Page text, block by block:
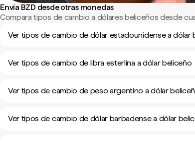
Envía BZD desde otras monedas
Compara tipos de cambio a dólares beliceños desde
Ver tipos de cambio de dólar estadounidense a dólar
Ver tipos de cambio de libra esterlina a dólar beliceño
Ver tipos de cambio de peso argentino a dólar
Ver tipos de cambio de dólar barbadense a dólar